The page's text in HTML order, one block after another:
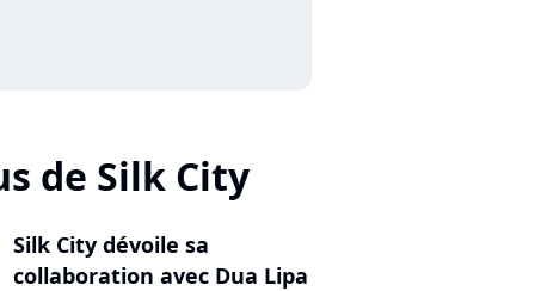
de Silk City
Silk City dévoile sa
collaboration avec Dua Lipa